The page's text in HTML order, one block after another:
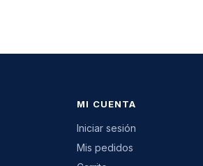
MI CUENTA
Iniciar sesión
Mis pedidos